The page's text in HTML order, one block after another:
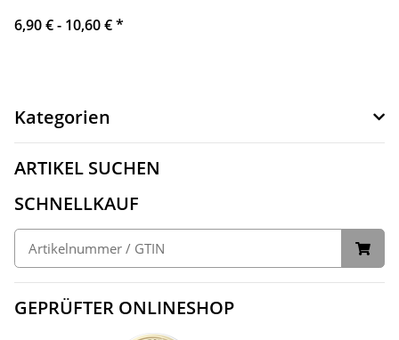
6,90 € - 10,60 €*
Kategorien
ARTIKEL SUCHEN
SCHNELLKAUF
GEPRÜFTER ONLINESHOP